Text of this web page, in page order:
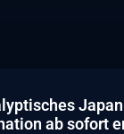
ab sofort